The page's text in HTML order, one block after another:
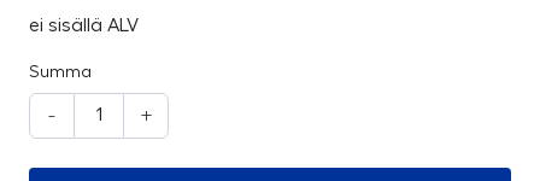
ei sisällä ALV
Summa
- +